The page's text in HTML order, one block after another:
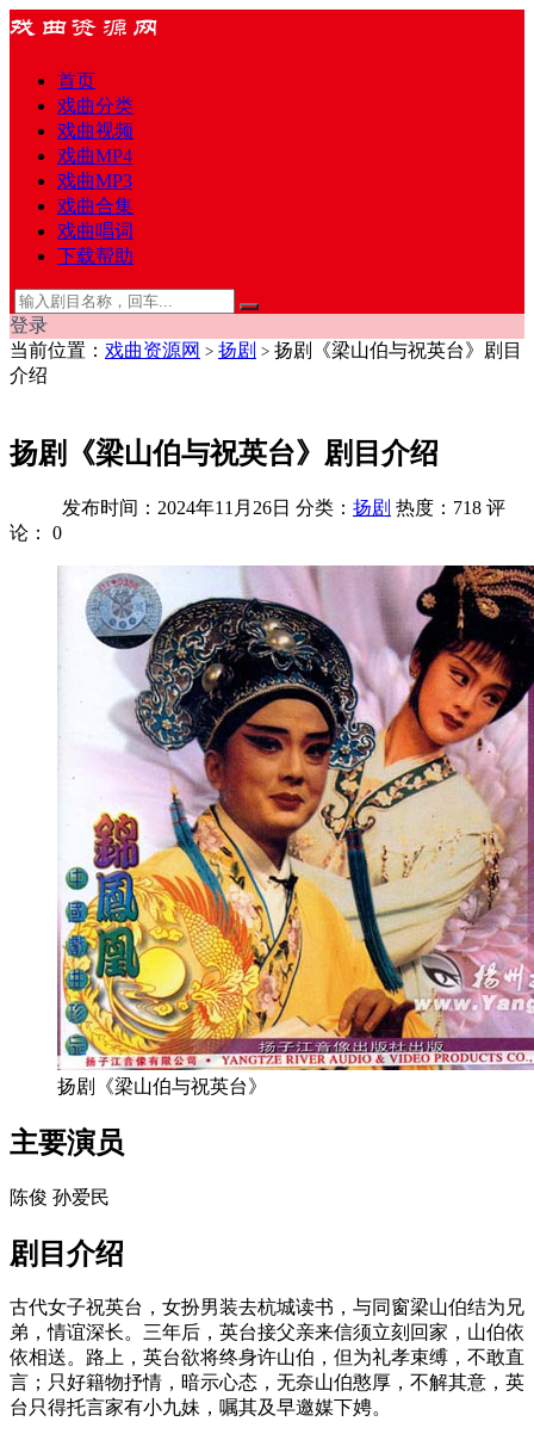
首页
戏曲分类
戏曲视频
戏曲MP4
戏曲MP3
戏曲合集
戏曲唱词
下载帮助
登录
当前位置： 戏曲资源网 > 扬剧 > 扬剧《梁山伯与祝英台》剧目
介绍
扬剧《梁山伯与祝英台》剧目介绍
发布时间：2024年11月26日 分类： 扬剧 热度：718 评
论：
0
扬剧《梁山伯与祝英台》
主要演员
陈俊 孙爱民
剧目介绍
古代女子祝英台，女扮男装去杭城读书，与同窗梁山伯结为兄
弟，情谊深长。三年后，英台接父亲来信须立刻回家，山伯依
依相送。路上，英台欲将终身许山伯，但为礼孝束缚，不敢直
言；只好籍物抒情，暗示心态，无奈山伯憨厚，不解其意，英
台只得托言家有小九妹，嘱其及早邀媒下娉。